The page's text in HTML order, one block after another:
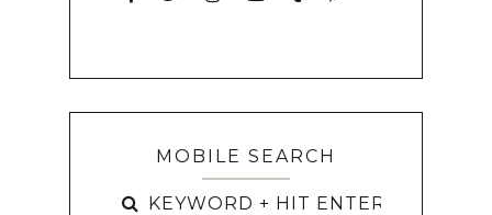
MOBILE SEARCH